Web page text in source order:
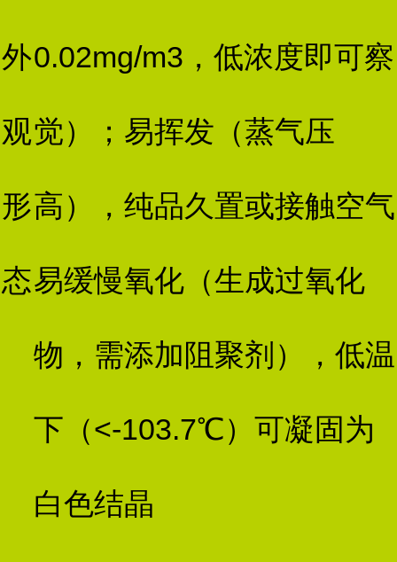
外
观
形
态
0.02mg/m3，低浓度即可察
觉）；易挥发（蒸气压
高），纯品久置或接触空气
易缓慢氧化（生成过氧化
物，需添加阻聚剂），低温
下（<-103.7℃）可凝固为
白色结晶